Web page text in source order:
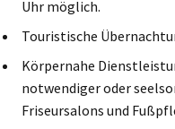
Uhr möglich.
Touristische
Körpernahe
notwendiger oder
Friseursalons und